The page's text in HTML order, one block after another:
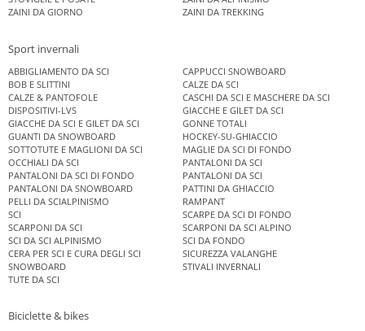
ZAINI DA GIORNO
ZAINI DA TREKKING
Sport invernali
ABBIGLIAMENTO DA SCI
CAPPUCCI SNOWBOARD
BOB E SLITTINI
CALZE DA SCI
CALZE & PANTOFOLE
CASCHI DA SCI E MASCHERE DA SCI
DISPOSITIVI-LVS
GIACCHE E GILET DA SCI
GIACCHE DA SCI E GILET DA SCI
GONNE TOTALI
GUANTI DA SNOWBOARD
HOCKEY-SU-GHIACCIO
SOTTOTUTE E MAGLIONI DA SCI
MAGLIE DA SCI DI FONDO
OCCHIALI DA SCI
PANTALONI DA SCI
PANTALONI DA SCI DI FONDO
PANTALONI DA SCI
PANTALONI DA SNOWBOARD
PATTINI DA GHIACCIO
PELLI DA SCIALPINISMO
RAMPANT
SCI
SCARPE DA SCI DI FONDO
SCARPONI DA SCI
SCARPONI DA SCI ALPINO
SCI DA SCI ALPINISMO
SCI DA FONDO
CERA PER SCI E CURA DEGLI SCI
SICUREZZA VALANGHE
SNOWBOARD
STIVALI INVERNALI
TUTE DA SCI
Biciclette & bikes